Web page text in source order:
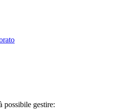
possibile gestire: